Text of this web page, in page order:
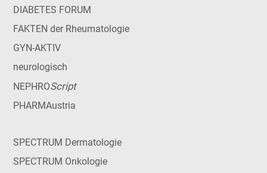
DIABETES FORUM
FAKTEN der Rheumatologie
GYN-AKTIV
neurologisch
NEPHROScript
PHARMAustria
SPECTRUM Dermatologie
SPECTRUM Onkologie